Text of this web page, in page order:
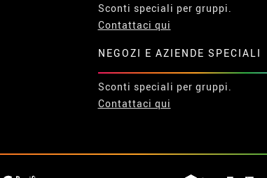
Sconti speciali per gruppi.
Contattaci qui
NEGOZI E AZIENDE SPECIALI
Sconti speciali per gruppi.
Contattaci qui